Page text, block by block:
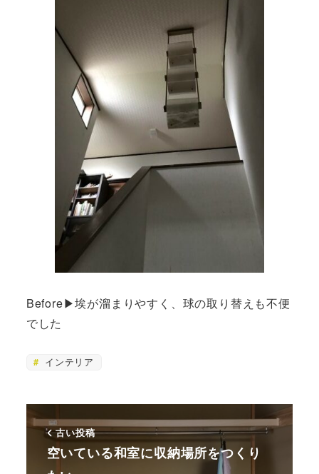
Before▶︎埃が溜まりやすく、球の取り替えも不便
でした
インテリア
古い投稿
空いている和室に収納場所をつくり